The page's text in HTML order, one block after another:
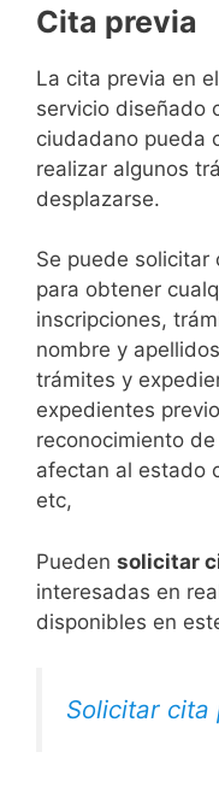
Cita previa
​​​​​​​​​​​​​​​​​​​​​​​​​​​​La cita previa en
servicio diseñado
ciudadano pueda
realizar algunos
desplazarse.​
Se puede solicitar
para obtener
inscripciones,
nombre y
trámites y
expedientes
reconocimiento
afectan al estado
etc,
​Pueden solicitar
interesadas en
disponibles en
Solicitar cita